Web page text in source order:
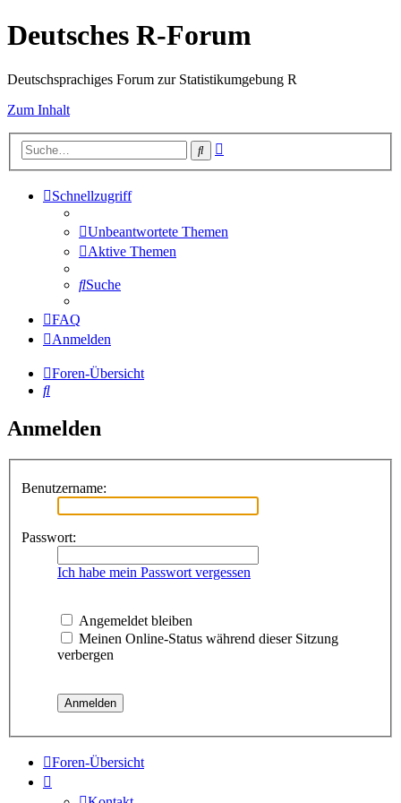
Deutsches R-Forum
Deutschsprachiges Forum zur Statistikumgebung R
Zum Inhalt
Suche
Schnellzugriff
Unbeantwortete Themen
Aktive Themen
Suche
FAQ
Anmelden
Foren-Übersicht
Suche
Anmelden
Benutzername:
Passwort:
Ich habe mein Passwort vergessen
Angemeldet bleiben
Meinen Online-Status während dieser Sitzung
verbergen
Foren-Übersicht